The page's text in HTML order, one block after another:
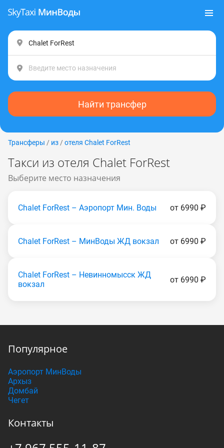
Найти трансфер
Трансферы / из / отеля Chalet ForRest
Такси из отеля Chalet ForRest
Выберите место назначения
Chalet ForRest – Аэропорт Мин. Воды от 6990 ₽
Chalet ForRest – МинВоды ЖД вокзал от 6990 ₽
Chalet ForRest – Невинномысск ЖД
вокзал
от 6990 ₽
Популярное
Аэропорт МинВоды
Архыз
Домбай
Чегет
Контакты